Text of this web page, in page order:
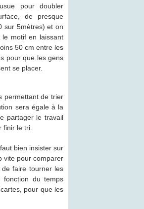
pour doubler
de presque
sur 5mètres) et on
le motif en laissant
50 cm entre les
pour que les gens
se placer.
permettant de trier
sera égale à la
partager le travail
le tri.
bien insister sur
vite pour comparer
de faire tourner les
fonction du temps
pour que les